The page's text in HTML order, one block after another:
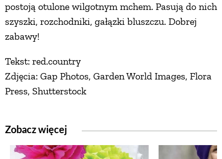
postoją otulone wilgotnym mchem. Pasują do nich
szyszki, rozchodniki, gałązki bluszczu. Dobrej
zabawy!
Tekst: red.country
Zdjęcia: Gap Photos, Garden World Images, Flora
Press, Shutterstock
Zobacz więcej